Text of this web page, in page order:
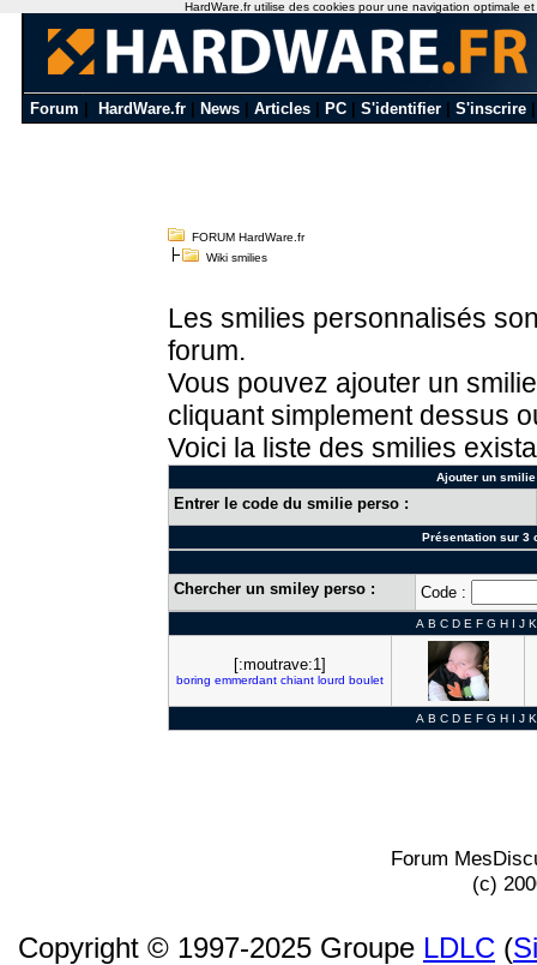
Forum HardWare.fr News Articles PC S'identifier S'inscrire
FORUM HardWare.fr
Wiki smilies
Les smilies personnalisés
forum.
Vous pouvez ajouter un
cliquant simplement dessus
Voici la liste des smilies
Ajouter un
Entrer le code du smilie perso :
Présentation sur 3
Chercher un smiley perso : Code :
A B C D E F G H I J K
[:moutrave:1]
boring emmerdant chiant lourd boulet
A B C D E F G H I J K
Forum
(c)
Copyright © 1997-2025 Groupe LDLC (
HardWare.fr utilise des cookies pour une navigation optimale